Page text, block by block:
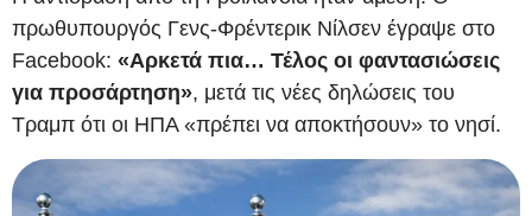
πρωθυπουργός Γενς-Φρέντερικ Νίλσεν έγραψε στο
Facebook: «Αρκετά πια… Τέλος οι φαντασιώσεις
για προσάρτηση», μετά τις νέες δηλώσεις του
Τραμπ ότι οι ΗΠΑ «πρέπει να αποκτήσουν» το νησί.